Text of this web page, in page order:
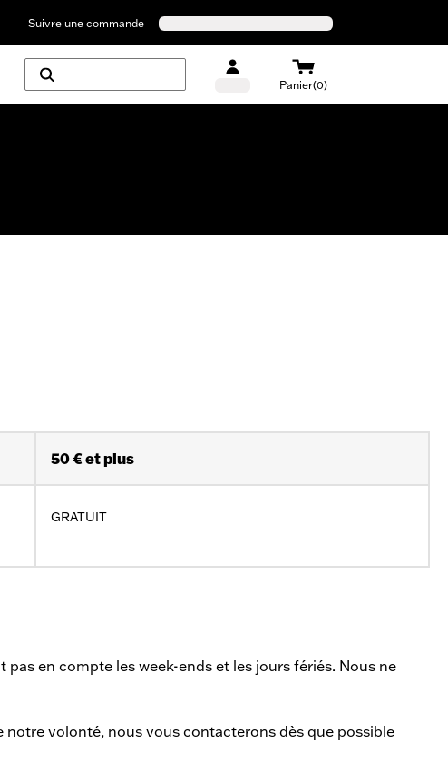
Suivre une commande
Panier(0)
50 € et plus
GRATUIT
en compte les week-ends et les jours fériés. Nous ne
volonté, nous vous contacterons dès que possible